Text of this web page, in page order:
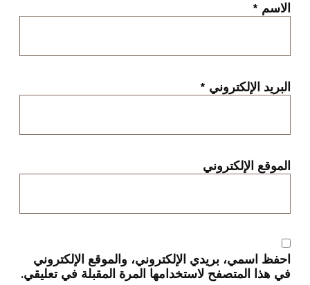
الاسم *
البريد الإلكتروني *
الموقع الإلكتروني
احفظ اسمي، بريدي الإلكتروني، والموقع الإلكتروني
في هذا المتصفح لاستخدامها المرة المقبلة في تعليقي.